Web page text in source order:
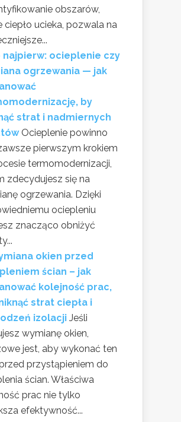
obszarów,
ciepło ucieka, pozwala na
najpierw: ocieplenie czy
ogrzewania — jak
by
strat i nadmiernych
Ocieplenie powinno
pierwszym krokiem
termomodernizacji,
zdecydujesz się na
ogrzewania. Dzięki
ociepleniu
znacząco obniżyć
okien przed
ścian – jak
kolejność prac,
strat ciepła i
izolacji Jeśli
wymianę okien,
jest, aby wykonać ten
przystąpieniem do
ścian. Właściwa
prac nie tylko
efektywność...